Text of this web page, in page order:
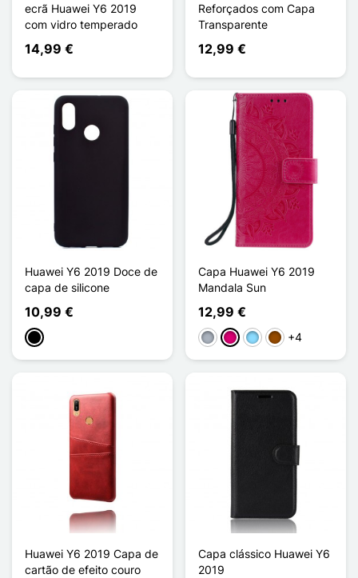
ecrã Huawei Y6 2019
com vidro temperado
14,99 €
Reforçados com Capa
Transparente
12,99 €
Huawei Y6 2019 Doce de
capa de silicone
10,99 €
Preto
Capa Huawei Y6 2019
Mandala Sun
12,99 €
CinzentoMagentaAzul Claro
Castanho
+4
Huawei Y6 2019 Capa de
cartão de efeito couro
Capa clássico Huawei Y6
2019